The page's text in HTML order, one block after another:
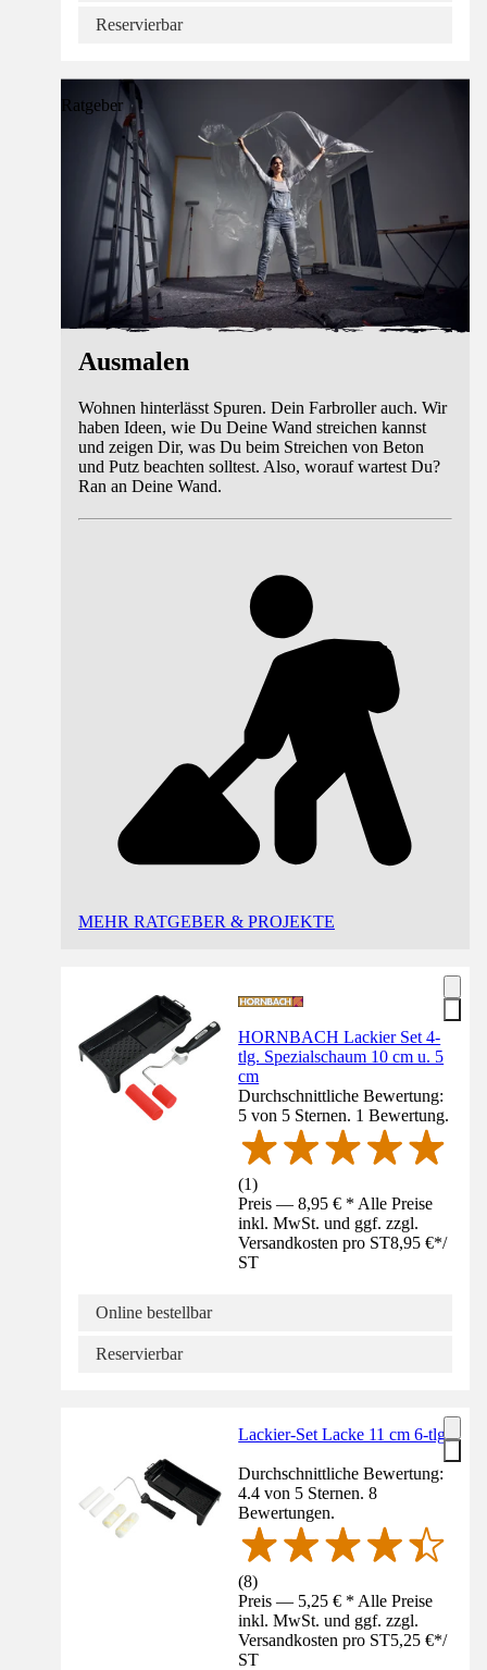
Reservierbar
Ratgeber
Ausmalen
Wohnen hinterlässt Spuren. Dein Farbroller auch. Wir
haben Ideen, wie Du Deine Wand streichen kannst
und zeigen Dir, was Du beim Streichen von Beton
und Putz beachten solltest. Also, worauf wartest Du?
Ran an Deine Wand.
MEHR RATGEBER & PROJEKTE
HORNBACH Lackier Set 4-
tlg. Spezialschaum 10 cm u. 5
cm
Durchschnittliche Bewertung:
5 von 5 Sternen. 1 Bewertung.
(1)
Preis — 8,95 € * Alle Preise
inkl. MwSt. und ggf. zzgl.
Versandkosten pro ST8,95 €*/
ST
Online bestellbar
Reservierbar
Lackier-Set Lacke 11 cm 6-tlg.
Durchschnittliche Bewertung:
4.4 von 5 Sternen. 8
Bewertungen.
(8)
Preis — 5,25 € * Alle Preise
inkl. MwSt. und ggf. zzgl.
Versandkosten pro ST5,25 €*/
ST